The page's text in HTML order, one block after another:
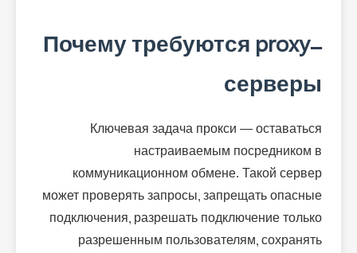
Почему требуются proxy-
серверы
Ключевая задача прокси — оставаться
настраиваемым посредником в
коммуникационном обмене. Такой сервер
может проверять запросы, запрещать опасные
подключения, разрешать подключение только
разрешенным пользователям, сохранять